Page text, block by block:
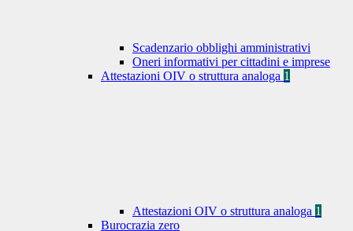
Scadenzario obblighi amministrativi
Oneri informativi per cittadini e imprese
Attestazioni OIV o struttura analoga 1
Attestazioni OIV o struttura analoga 1
Burocrazia zero